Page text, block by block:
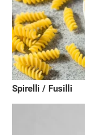
Spirelli / Fusilli